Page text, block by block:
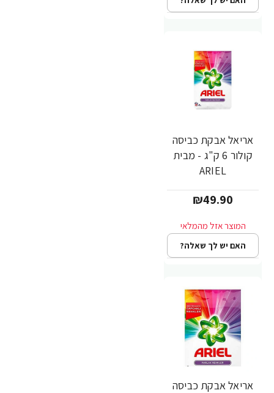
אריאל אבקת כביסה
קולור 6 ק"ג - מבית
ARIEL
₪49.90
האם יש לך שאלה?
אריאל אבקת כביסה